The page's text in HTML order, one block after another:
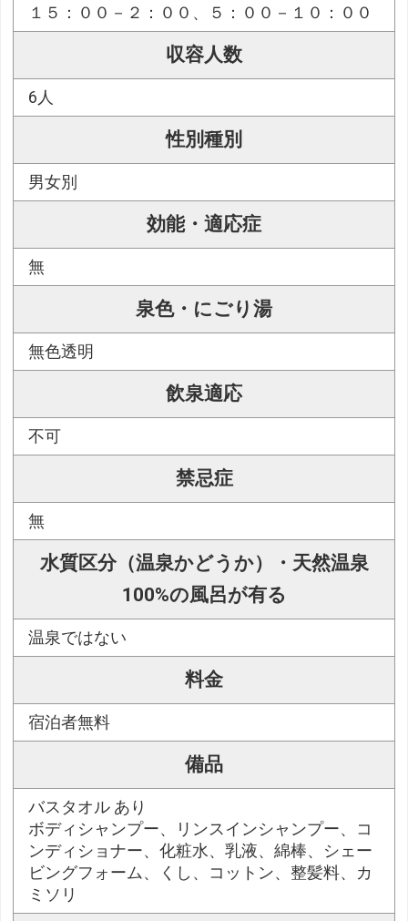
１５：００－２：００、５：００－１０：００
収容人数
6人
性別種別
男女別
効能・適応症
無
泉色・にごり湯
無色透明
飲泉適応
不可
禁忌症
無
水質区分（温泉かどうか）・天然温泉
100%の風呂が有る
温泉ではない
料金
宿泊者無料
備品
バスタオル あり
ボディシャンプー、リンスインシャンプー、コ
ンディショナー、化粧水、乳液、綿棒、シェー
ビングフォーム、くし、コットン、整髪料、カ
ミソリ